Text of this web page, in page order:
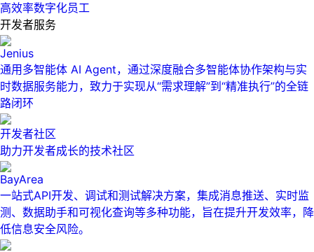
高效率数字化员工
开发者服务
Jenius
通用多智能体 AI Agent，通过深度融合多智能体协作架构与实
时数据服务能力，致力于实现从“需求理解”到“精准执行”的全链
路闭环
开发者社区
助力开发者成长的技术社区
BayArea
一站式API开发、调试和测试解决方案，集成消息推送、实时监
测、数据助手和可视化查询等多种功能，旨在提升开发效率，降
低信息安全风险。